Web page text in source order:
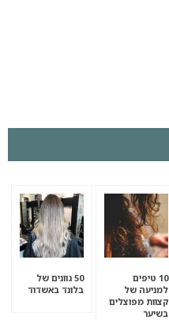
10 טיפים
למניעה של
קצוות מפוצלים
בשיער
50 גוונים של
בלונד באשדוד